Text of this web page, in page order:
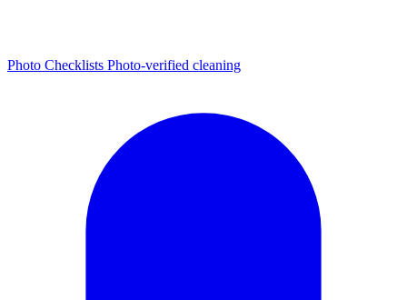
Photo Checklists Photo-verified cleaning